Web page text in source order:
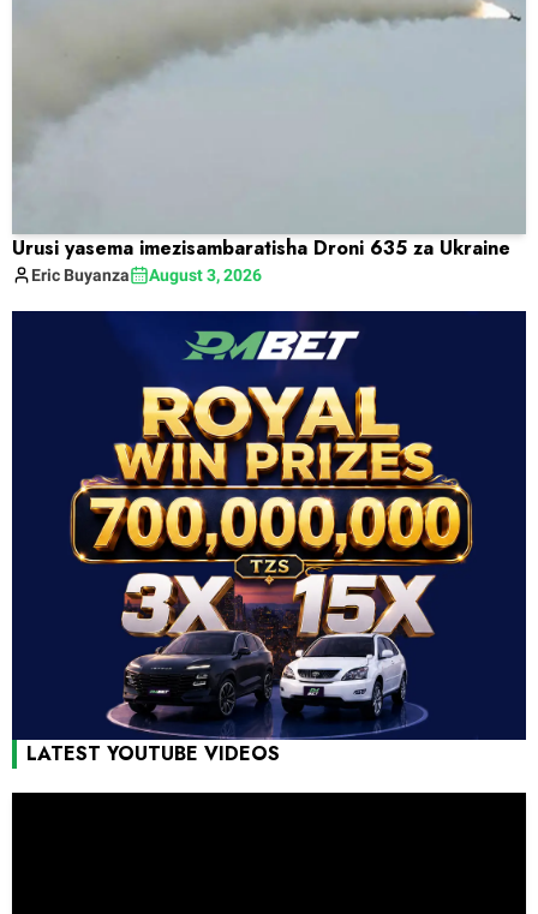
Urusi yasema imezisambaratisha Droni 635 za Ukraine
Eric Buyanza August 3, 2026
LATEST YOUTUBE VIDEOS